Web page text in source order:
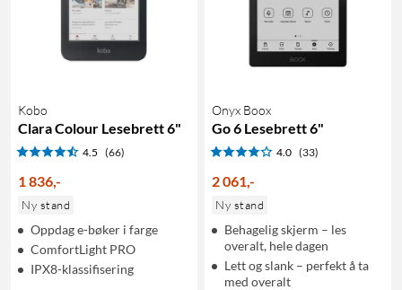
Kobo
Clara Colour Lesebrett 6"
4.5 (66)
1 836,-
Ny stand
Oppdag e-bøker i farge
ComfortLight PRO
IPX8-klassifisering
Onyx Boox
Go 6 Lesebrett 6"
4.0 (33)
2 061,-
Ny stand
Behagelig skjerm – les
overalt, hele dagen
Lett og slank – perfekt å ta
med overalt